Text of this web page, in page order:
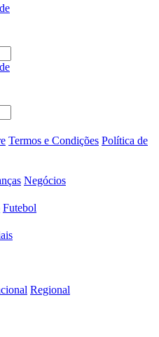
Termos e Condições Política de
Negócios
Futebol
Regional